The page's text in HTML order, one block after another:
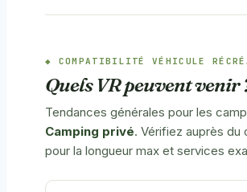
COMPATIBILITÉ VÉHICULE
Quels VR peuvent venir
Tendances générales pour les
Camping privé. Vérifiez auprès du
pour la longueur max et services